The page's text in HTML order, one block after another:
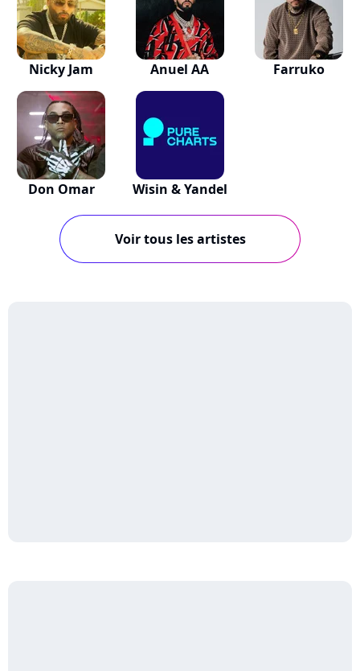
Nicky Jam Anuel AA Farruko
Don Omar Wisin & Yandel
Voir tous les artistes